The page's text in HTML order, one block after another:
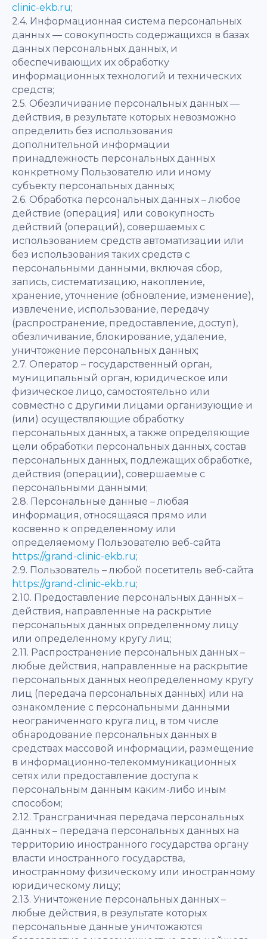
clinic-ekb.ru;
2.4. Информационная система персональных
данных — совокупность содержащихся в базах
данных персональных данных, и
обеспечивающих их обработку
информационных технологий и технических
средств;
2.5. Обезличивание персональных данных —
действия, в результате которых невозможно
определить без использования
дополнительной информации
принадлежность персональных данных
конкретному Пользователю или иному
субъекту персональных данных;
2.6. Обработка персональных данных – любое
действие (операция) или совокупность
действий (операций), совершаемых с
использованием средств автоматизации или
без использования таких средств с
персональными данными, включая сбор,
запись, систематизацию, накопление,
хранение, уточнение (обновление, изменение),
извлечение, использование, передачу
(распространение, предоставление, доступ),
обезличивание, блокирование, удаление,
уничтожение персональных данных;
2.7. Оператор – государственный орган,
муниципальный орган, юридическое или
физическое лицо, самостоятельно или
совместно с другими лицами организующие и
(или) осуществляющие обработку
персональных данных, а также определяющие
цели обработки персональных данных, состав
персональных данных, подлежащих обработке,
действия (операции), совершаемые с
персональными данными;
2.8. Персональные данные – любая
информация, относящаяся прямо или
косвенно к определенному или
определяемому Пользователю веб-сайта
https://grand-clinic-ekb.ru;
2.9. Пользователь – любой посетитель веб-сайта
https://grand-clinic-ekb.ru;
2.10. Предоставление персональных данных –
действия, направленные на раскрытие
персональных данных определенному лицу
или определенному кругу лиц;
2.11. Распространение персональных данных –
любые действия, направленные на раскрытие
персональных данных неопределенному кругу
лиц (передача персональных данных) или на
ознакомление с персональными данными
неограниченного круга лиц, в том числе
обнародование персональных данных в
средствах массовой информации, размещение
в информационно-телекоммуникационных
сетях или предоставление доступа к
персональным данным каким-либо иным
способом;
2.12. Трансграничная передача персональных
данных – передача персональных данных на
территорию иностранного государства органу
власти иностранного государства,
иностранному физическому или иностранному
юридическому лицу;
2.13. Уничтожение персональных данных –
любые действия, в результате которых
персональные данные уничтожаются